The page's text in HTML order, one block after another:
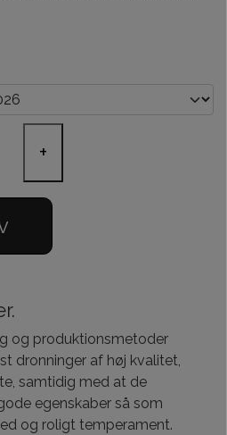
+
og produktionsmetoder
dronninger af høj kvalitet,
samtidig med at de
egenskaber så som
og roligt temperament.